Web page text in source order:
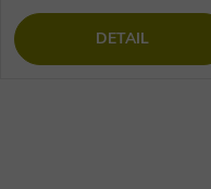
DETAIL